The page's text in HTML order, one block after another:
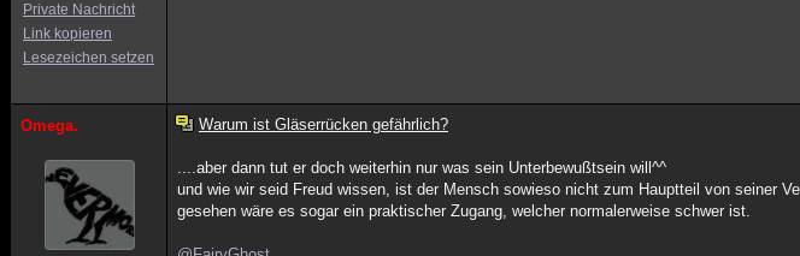
Private Nachricht
Link kopieren
Lesezeichen setzen
Omega. Warum ist Gläserrücken gefährlich?
....aber dann tut er doch weiterhin nur was sein Unterbewußtsein will^^
und wie wir seid Freud wissen, ist der Mensch sowieso nicht zum Hauptteil von seiner
gesehen wäre es sogar ein praktischer Zugang, welcher normalerweise schwer ist.